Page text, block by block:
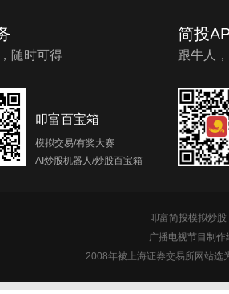
随时可得
叩富百宝箱
模拟交易/有奖大赛
AI炒股机器人/炒股百宝箱
简投
跟牛人
叩富简投模拟炒
广播电视节目制
2008年被上海证券交易所网站选